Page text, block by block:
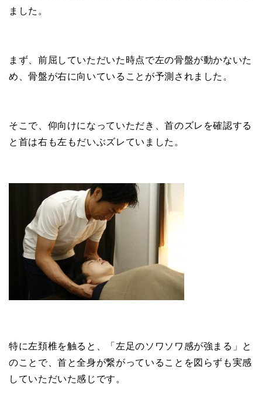
ました。
まず、前屈していただいた時点で左の骨盤が動かないた
め、骨盤が右に向いていることが予測されました。
そこで、仰向けになっていただき、首のズレを確認する
と首は右も左もだいぶズレていました。
特に左頚椎を触ると、「左足のソワソワ感が強まる」と
のことで、首と全身が繋がっていることを図らずも実感
していただいた感じです。